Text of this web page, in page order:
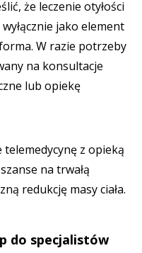
że leczenie otyłości
jako element
W razie potrzeby
na konsultacje
lub opiekę
telemedycynę z opieką
na trwałą
redukcję masy ciała.
do specjalistów